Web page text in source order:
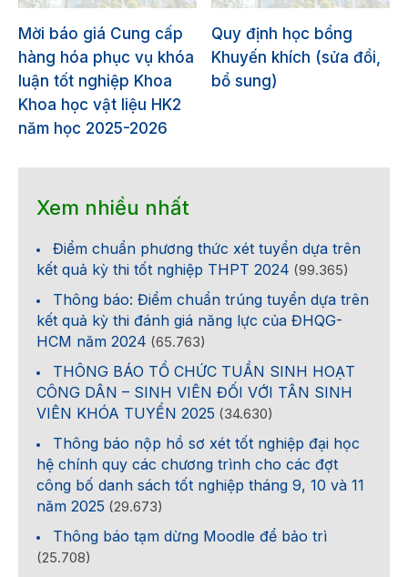
Mời báo giá Cung cấp
hàng hóa phục vụ khóa
luận tốt nghiệp Khoa
Khoa học vật liệu HK2
năm học 2025-2026
Quy định học bổng
Khuyến khích (sửa đổi,
bổ sung)
Xem nhiều nhất
Điểm chuẩn phương thức xét tuyển dựa trên
kết quả kỳ thi tốt nghiệp THPT 2024 (99.365)
Thông báo: Điểm chuẩn trúng tuyển dựa trên
kết quả kỳ thi đánh giá năng lực của ĐHQG-
HCM năm 2024 (65.763)
THÔNG BÁO TỔ CHỨC TUẦN SINH HOẠT
CÔNG DÂN – SINH VIÊN ĐỐI VỚI TÂN SINH
VIÊN KHÓA TUYỂN 2025 (34.630)
Thông báo nộp hồ sơ xét tốt nghiệp đại học
hệ chính quy các chương trình cho các đợt
công bố danh sách tốt nghiệp tháng 9, 10 và 11
năm 2025 (29.673)
Thông báo tạm dừng Moodle để bảo trì
(25.708)